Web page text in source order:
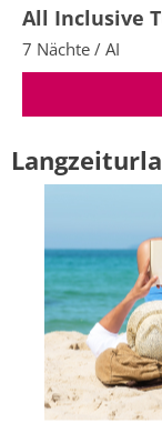
All Inclusive
7 Nächte / AI